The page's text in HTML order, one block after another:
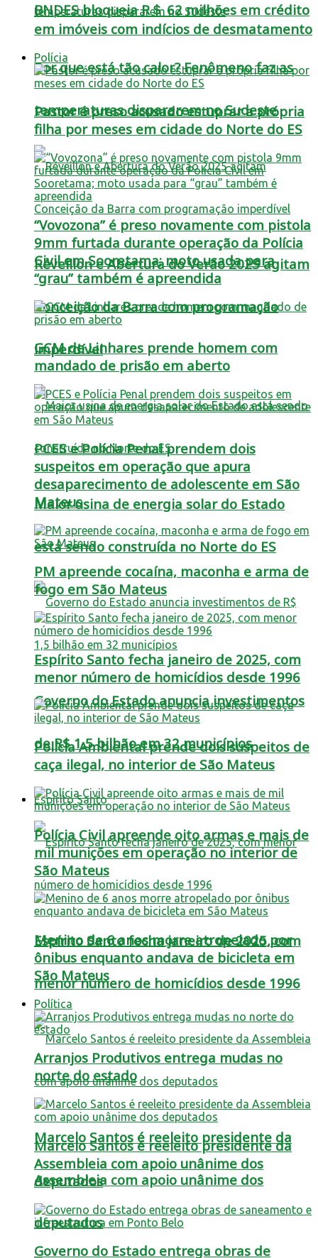
Por que está tão calor? Fenômeno faz as
temperaturas dispararem no Sudeste
Réveillon e Abertura do Verão 2025 agitam
Conceição da Barra com programação
imperdível
Maior usina de energia solar do Estado
está sendo construída no Norte do ES
Governo do Estado anuncia investimentos
de R$ 1,5 bilhão em 32 municípios
Espírito Santo
Espírito Santo fecha janeiro de 2025, com
menor número de homicídios desde 1996
Marcelo Santos é reeleito presidente da
Assembleia com apoio unânime dos
deputados
BNDES bloqueia R＄ 62 milhões em crédito
em imóveis com indícios de desmatamento
Polícia
Pastor é preso acusado estuprar a própria
filha por meses em cidade do Norte do ES
“Vovozona” é preso novamente com pistola
9mm furtada durante operação da Polícia
Civil em Sooretama; moto usada para
“grau” também é apreendida
GCM de Linhares prende homem com
mandado de prisão em aberto
PCES e Polícia Penal prendem dois
suspeitos em operação que apura
desaparecimento de adolescente em São
Mateus
PM apreende cocaína, maconha e arma de
fogo em São Mateus
Espírito Santo fecha janeiro de 2025, com
menor número de homicídios desde 1996
Polícia Ambiental prende dois suspeitos de
caça ilegal, no interior de São Mateus
Polícia Civil apreende oito armas e mais de
mil munições em operação no interior de
São Mateus
Menino de 6 anos morre atropelado por
ônibus enquanto andava de bicicleta em
São Mateus
Política
Arranjos Produtivos entrega mudas no
norte do estado
Marcelo Santos é reeleito presidente da
Assembleia com apoio unânime dos
deputados
Governo do Estado entrega obras de